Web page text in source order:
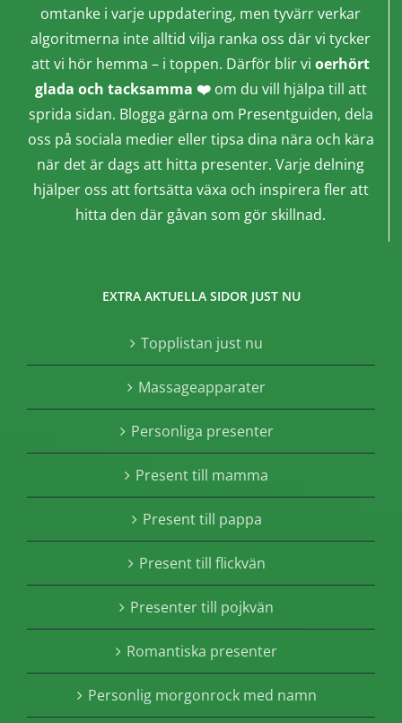
omtanke i varje uppdatering, men tyvärr verkar
algoritmerna inte alltid vilja ranka oss där vi tycker
att vi hör hemma – i toppen. Därför blir vi oerhört
glada och tacksamma ❤️om du vill hjälpa till att
sprida sidan. Blogga gärna om Presentguiden, dela
oss på sociala medier eller tipsa dina nära och kära
när det är dags att hitta presenter. Varje delning
hjälper oss att fortsätta växa och inspirera fler att
hitta den där gåvan som gör skillnad.
EXTRA AKTUELLA SIDOR JUST NU
Topplistan just nu
Massageapparater
Personliga presenter
Present till mamma
Present till pappa
Present till flickvän
Presenter till pojkvän
Romantiska presenter
Personlig morgonrock med namn